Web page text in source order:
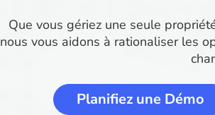
Que vous gériez une seule
nous vous aidons à rationaliser les
Planifiez une Démo